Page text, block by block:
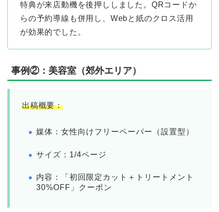
特典が来店動機を後押ししました。QRコードか
らの予約導線も併用し、Webと紙のクロス活用
が効果的でした。
事例②：美容室（郊外エリア）
出稿概要：
媒体：女性向けフリーペーパー（設置型）
サイズ：1/4ページ
内容：「初回限定カット＋トリートメント
30%OFF」クーポン